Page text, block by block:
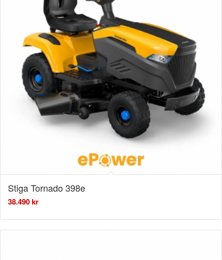
Stiga Tornado 398e
38.490kr